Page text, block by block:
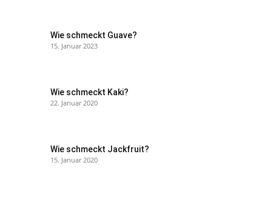
Wie schmeckt Guave?
15. Januar 2023
Wie schmeckt Kaki?
22. Januar 2020
Wie schmeckt Jackfruit?
15. Januar 2020